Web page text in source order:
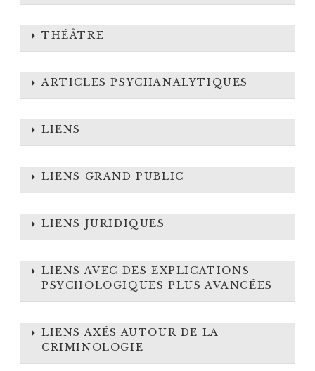
THÉÂTRE
ARTICLES PSYCHANALYTIQUES
LIENS
LIENS GRAND PUBLIC
LIENS JURIDIQUES
LIENS AVEC DES EXPLICATIONS
PSYCHOLOGIQUES PLUS AVANCÉES
LIENS AXÉS AUTOUR DE LA
CRIMINOLOGIE